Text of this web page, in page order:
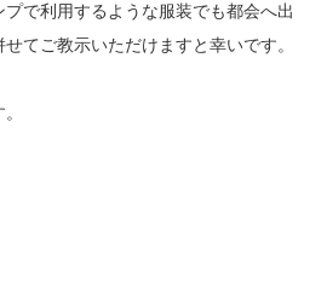
で利用するような服装でも都会へ出
てご教示いただけますと幸いです。